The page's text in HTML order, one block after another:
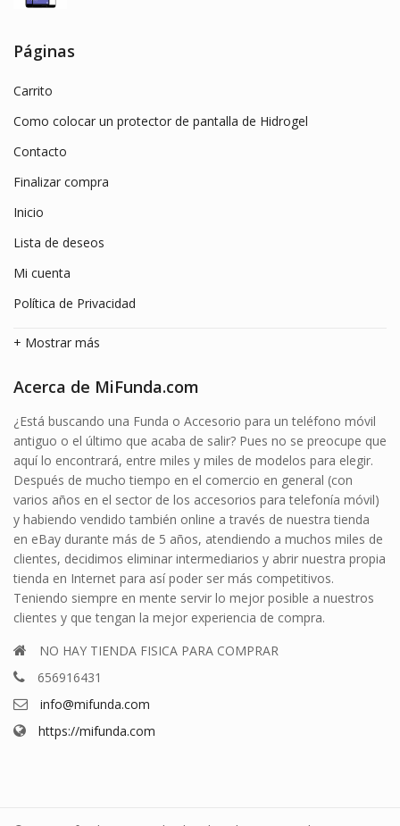
Páginas
Carrito
Como colocar un protector de pantalla de Hidrogel
Contacto
Finalizar compra
Inicio
Lista de deseos
Mi cuenta
Política de Privacidad
+ Mostrar más
Acerca de MiFunda.com
¿Está buscando una Funda o Accesorio para un teléfono móvil
antiguo o el último que acaba de salir? Pues no se preocupe que
aquí lo encontrará, entre miles y miles de modelos para elegir.
Después de mucho tiempo en el comercio en general (con
varios años en el sector de los accesorios para telefonía móvil)
y habiendo vendido también online a través de nuestra tienda
en eBay durante más de 5 años, atendiendo a muchos miles de
clientes, decidimos eliminar intermediarios y abrir nuestra propia
tienda en Internet para así poder ser más competitivos.
Teniendo siempre en mente servir lo mejor posible a nuestros
clientes y que tengan la mejor experiencia de compra.
NO HAY TIENDA FISICA PARA COMPRAR
656916431
info@mifunda.com
https://mifunda.com